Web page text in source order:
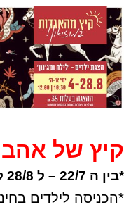
קיץ של
*בין ה 22/7 – ל 28/8 למעט שבתות ו ט' באב
*הכניסה לילדים